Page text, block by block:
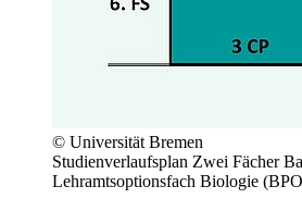
© Universität Bremen
Studienverlaufsplan Zwei Fächer
Lehramtsoptionsfach Biologie